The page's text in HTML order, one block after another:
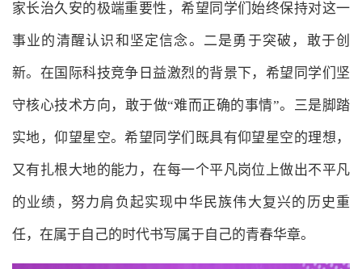
家长治久安的极端重要性，希望同学们始终保持对这一
事业的清醒认识和坚定信念。二是勇于突破，敢于创
新。在国际科技竞争日益激烈的背景下，希望同学们坚
守核心技术方向，敢于做“难而正确的事情”。三是脚踏
实地，仰望星空。希望同学们既具有仰望星空的理想，
又有扎根大地的能力，在每一个平凡岗位上做出不平凡
的业绩，努力肩负起实现中华民族伟大复兴的历史重
任，在属于自己的时代书写属于自己的青春华章。